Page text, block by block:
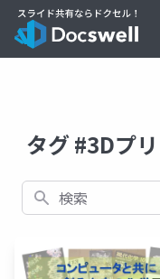
タグ #3Dプ
検索